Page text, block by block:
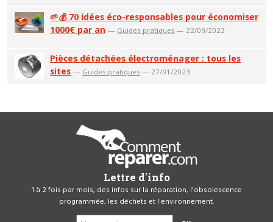
🌱💰 70 idées éco-responsables pour économiser
1000€ par an — Guides pratiques — 22/09/2023
Pièces détachées électroménager : tous les
sites — Guides pratiques — 27/01/2023
Lettre d'info
1 à 2 fois par mois, des infos sur la réparation, l'obsolescence
programmée, les déchets et l'environnement.